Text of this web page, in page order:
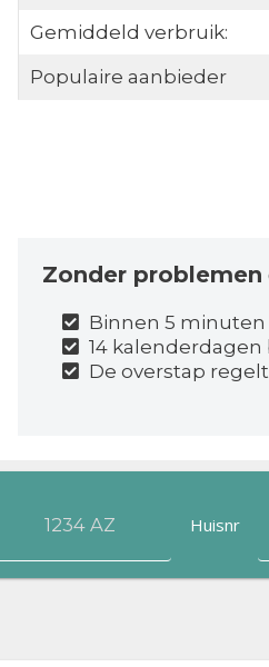
Gemiddeld verbruik:
Populaire aanbieder
Zonder problemen
Binnen 5
14
De overstap
Huisnr